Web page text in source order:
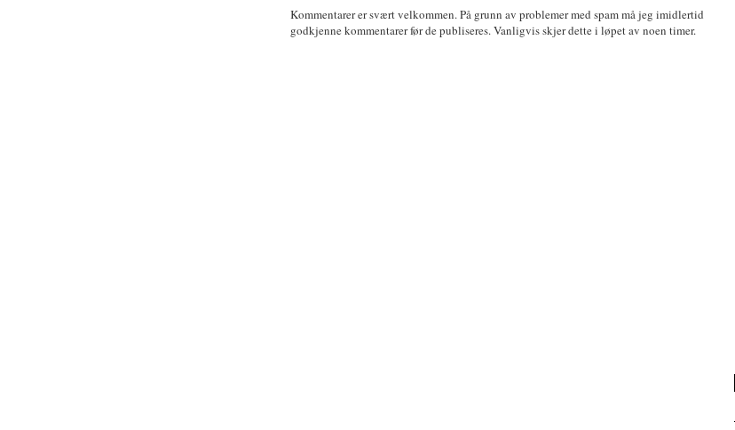
Kommentarer er svært velkommen. På grunn av problemer med spam må jeg imidlertid
godkjenne kommentarer før de publiseres. Vanligvis skjer dette i løpet av noen timer.